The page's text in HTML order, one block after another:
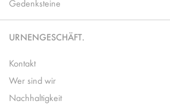
URNENGESCHÄFT.
Kontakt
Wer sind wir
Nachhaltigkeit